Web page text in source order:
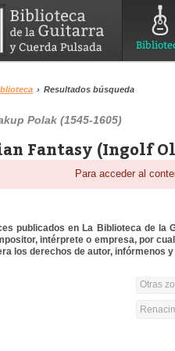
› Resultados búsqueda
Polak (1545-1605)
Fantasy (Ingolf
Para acceder al
publicados en La Biblioteca de la
intérprete o empresa, por
los derechos de autor, infórmenos
Otras